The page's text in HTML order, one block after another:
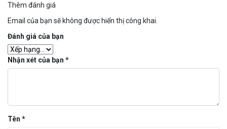
Thêm đánh giá
Email của bạn sẽ không được hiển thị công khai.
Đánh giá của bạn
Nhận xét của bạn *
Tên *